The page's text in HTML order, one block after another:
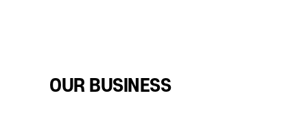
OUR BUSINESS